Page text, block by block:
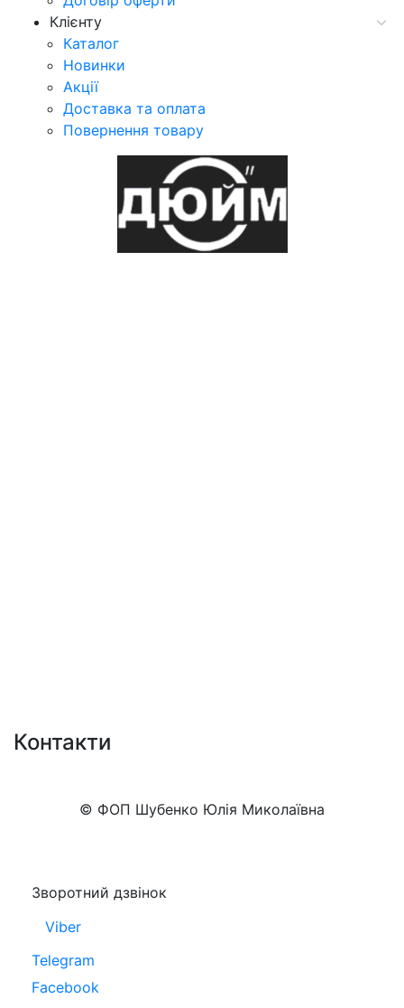
Клієнту
Каталог
Новинки
Акції
Доставка та оплата
Повернення товару
Контакти
© ФОП Шубенко Юлія Миколаївна
Зворотний дзвінок
Viber
Telegram
Facebook